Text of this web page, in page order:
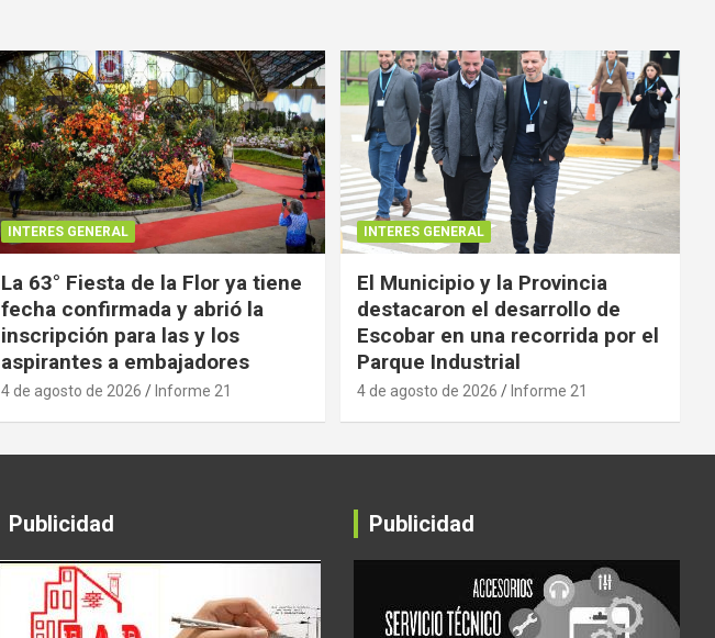
INTERES GENERAL
La 63° Fiesta de la Flor ya tiene
fecha confirmada y abrió la
inscripción para las y los
aspirantes a embajadores
4 de agosto de 2026 Informe 21
INTERES GENERAL
El Municipio y la Provincia
destacaron el desarrollo de
Escobar en una recorrida por el
Parque Industrial
4 de agosto de 2026 Informe 21
Publicidad Publicidad